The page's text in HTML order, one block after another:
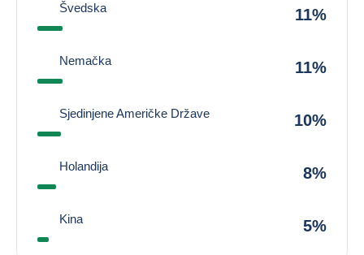
Švedska 11%
Nemačka 11%
Sjedinjene Američke Države 10%
Holandija 8%
Kina 5%